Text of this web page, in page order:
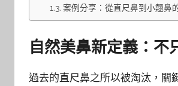
案例分享：從直尺鼻到小翹鼻
自然美鼻新定義：不
過去的直尺鼻之所以被淘汰，關